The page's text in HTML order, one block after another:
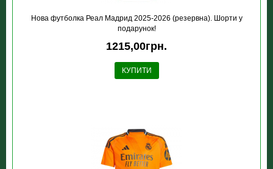
Нова футболка Реал Мадрид 2025-2026 (резервна). Шорти у
подарунок!
1215,00грн.
КУПИТИ